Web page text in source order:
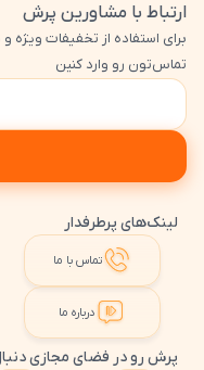
ارتباط با مشاورین پرش
برای استفاده از تخفیفات ویژه
تماس‌تون رو وارد کنین
لینک‌های پرطرفدار
تماس با ما
درباره ما
پرش رو در فضای مجازی